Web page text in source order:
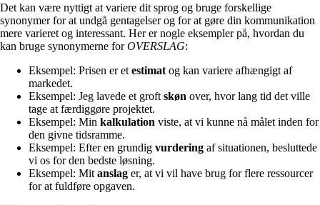
Det kan være nyttigt at variere dit sprog og bruge forskellige
synonymer for at undgå gentagelser og for at gøre din kommunikation
mere varieret og interessant. Her er nogle eksempler på, hvordan du
kan bruge synonymerne forOVERSLAG:
Eksempel: Prisen er et estimat og kan variere afhængigt af
markedet.
Eksempel: Jeg lavede et groft skøn over, hvor lang tid det ville
tage at færdiggøre projektet.
Eksempel: Min kalkulation viste, at vi kunne nå målet inden for
den givne tidsramme.
Eksempel: Efter en grundig vurdering af situationen, besluttede
vi os for den bedste løsning.
Eksempel: Mit anslag er, at vi vil have brug for flere ressourcer
for at fuldføre opgaven.